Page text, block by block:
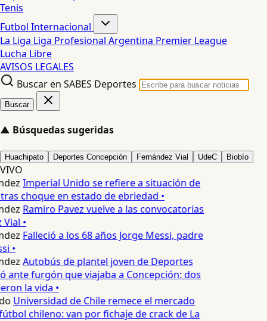
Tenis
Futbol Internacional
La Liga Liga Profesional Argentina Premier League
Lucha Libre
AVISOS LEGALES
Buscar en SABES Deportes
Buscar
▲ Búsquedas sugeridas
Huachipato Deportes Concepción Fernández Vial UdeC Biobío
VIVO
Imperial Unido se refiere a situación de
choque en estado de ebriedad •
Ramiro Pavez vuelve a las convocatorias
•
Falleció a los 68 años Jorge Messi, padre
•
Autobús de plantel joven de Deportes
ante furgón que viajaba a Concepción: dos
la vida •
Universidad de Chile remece el mercado
chileno: van por fichaje de crack de La